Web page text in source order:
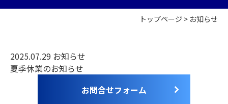
事業紹介
施工事例
トップページ お知らせ
2025.07.29 お知らせ
夏季休業のお知らせ
お問合せフォーム